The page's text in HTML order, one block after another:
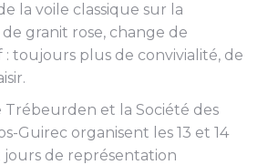
la voile classique sur la
granit rose, change de
toujours plus de convivialité, de
Trébeurden et la Société des
Guirec organisent les 13 et 14
de représentation